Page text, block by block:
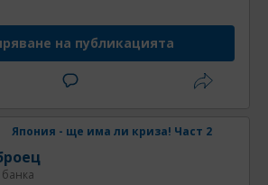
на публикацията
Япония - ще има ли криза! Част 2